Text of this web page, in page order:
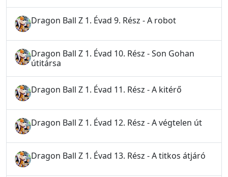
Dragon Ball Z 1. Évad 9. Rész - A robot
Dragon Ball Z 1. Évad 10. Rész - Son Gohan
útitársa
Dragon Ball Z 1. Évad 11. Rész - A kitérő
Dragon Ball Z 1. Évad 12. Rész - A végtelen út
Dragon Ball Z 1. Évad 13. Rész - A titkos átjáró